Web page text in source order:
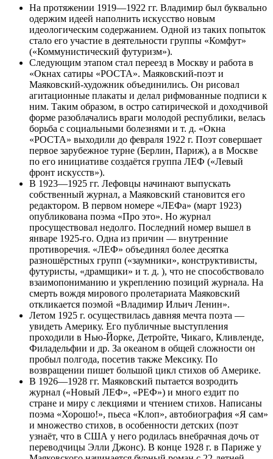
На протяжении 1919—1922 гг. Владимир был буквально
одержим идеей наполнить искусство новым
идеологическим содержанием. Одной из таких попыток
стало его участие в деятельности группы «Комфут»
(«Коммунистический футуризм»).
Следующим этапом стал переезд в Москву и работа в
«Окнах сатиры «РОСТА». Маяковский-поэт и
Маяковский-художник объединились. Он рисовал
агитационные плакаты и делал рифмованные подписи к
ним. Таким образом, в остро сатирической и доходчивой
форме разоблачались враги молодой республики, велась
борьба с социальными болезнями и т. д. «Окна
«РОСТА» выходили до февраля 1922 г. Поэт совершает
первое зарубежное турне (Берлин, Париж), а в Москве
по его инициативе создаётся группа ЛЕФ («Левый
фронт искусств»).
В 1923—1925 гг. Лефовцы начинают выпускать
собственный журнал, а Маяковский становится его
редактором. В первом номере «ЛЕФа» (март 1923)
опубликована поэма «Про это». Но журнал
просуществовал недолго. Последний номер вышел в
январе 1925-го. Одна из причин — внутренние
противоречия. «ЛЕФ» объединял более десятка
разношёрстных групп («заумники», конструктивисты,
футуристы, «драмщики» и т. д. ), что не способствовало
взаимопониманию и укреплению позиций журнала. На
смерть вождя мирового пролетариата Маяковский
откликается поэмой «Владимир Ильич Ленин».
Летом 1925 г. осуществилась давняя мечта поэта —
увидеть Америку. Его публичные выступления
проходили в Нью-Йорке, Детройте, Чикаго, Кливленде,
Филадельфии и др. За океаном в общей сложности он
пробыл полгода, посетив также Мексику. По
возвращении пишет большой цикл стихов об Америке.
В 1926—1928 гг. Маяковский пытается возродить
журнал («Новый ЛЕФ», «РЕФ») и много ездит по
стране и миру с лекциями и чтением стихов. Написаны
поэма «Хорошо!», пьеса «Клоп», автобиография «Я сам»
и множество стихов, в особенности детских (поэт
узнаёт, что в США у него родилась внебрачная дочь от
переводчицы Элли Джонс). В конце 1928 г. в Париже у